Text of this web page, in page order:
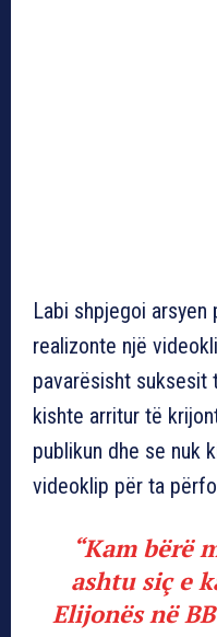
Labi shpjegoi
realizonte një
pavarësisht suksesit
kishte arritur të
publikun dhe se nuk
videoklip për ta
“Kam bërë
ashtu siç e
Elijonës në